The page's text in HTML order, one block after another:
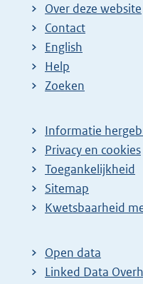
Over deze website
Contact
English
Help
Zoeken
Informatie
Privacy en cookies
Toegankelijkheid
Sitemap
E
t
e
Kwetsbaarheid
Open data
Linked Data